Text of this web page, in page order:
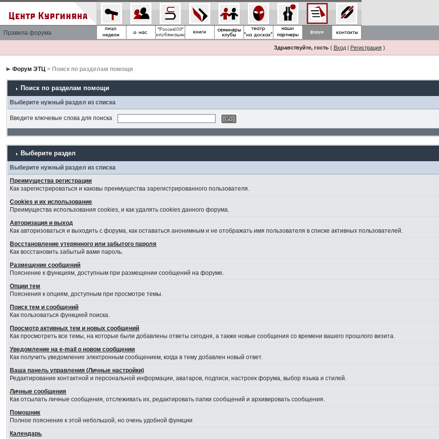
Правила форума
Здравствуйте, гость( Вход| Регистрация)
Форум ЭТЦ > Поиск по разделам помощи
Поиск по разделам помощи
Выберите нужный раздел из списка
Введите ключевые слова для поиска
Выберите раздел
Выберите нужный раздел из списка
Преимущества регистрации
Как зарегистрироваться и каковы преимущества зарегистрированного пользователя.
Cookies и их использование
Преимущества использования cookies, и как удалять cookies данного форума.
Авторизация и выход
Как авторизоваться и выходить с форума, как оставаться анонимным и не отображать имя пользователя в списке активных пользователей.
Восстановление утерянного или забытого пароля
Как восстановить забытый вами пароль.
Размещение сообщений
Пояснение к функциям, доступным при размещении сообщений на форуме.
Опции тем
Пояснения к опциям, доступным при просмотре темы.
Поиск тем и сообщений
Как пользоваться функцией поиска.
Просмотр активных тем и новых сообщений
Как просмотреть все темы, на которые были добавлены ответы сегодня, а также новые сообщения со времени вашего прошлого визита.
Уведомление на е-mail о новом сообщении
Как получить уведомление электронным сообщением, когда в тему добавлен новый ответ.
Ваша панель управления (Личные настройки)
Редактирование контактной и персональной информации, аватаров, подписи, настроек форума, выбор языка и стилей.
Личные сообщения
Как отсылать личные сообщения, отслеживать их, редактировать папки сообщений и архивировать сообщения.
Помошник
Полное пояснение к этой небольшой, но очень удобной функции
Календарь